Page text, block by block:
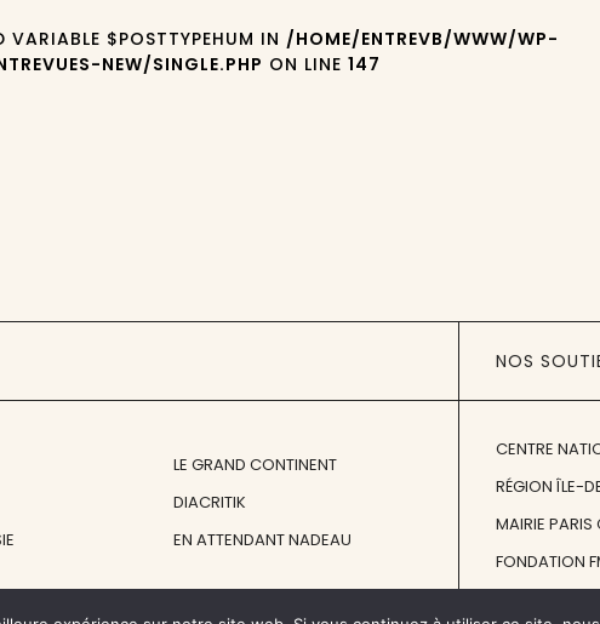
VARIABLE $POSTTYPEHUM IN /HOME/ENTREVB/WWW/WP-
NEW/SINGLE.PHP ON LINE147
LE GRAND CONTINENT
DIACRITIK
EN ATTENDANT NADEAU
NOS
CENTRE
RÉGION ÎLE-
MAIRIE PARIS
FONDATION